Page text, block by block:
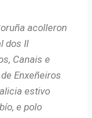
acolleron
dos II
Canais e
Enxeñeiros
estivo
e polo